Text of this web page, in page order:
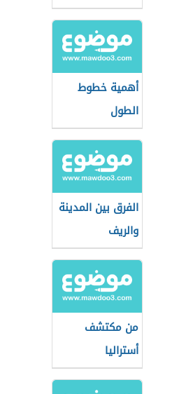
أهمية خطوط
الطول
الفرق بين المدينة
والريف
من مكتشف
أستراليا